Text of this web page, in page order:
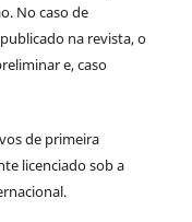
No caso de
na revista, o
e, caso
de primeira
licenciado sob a